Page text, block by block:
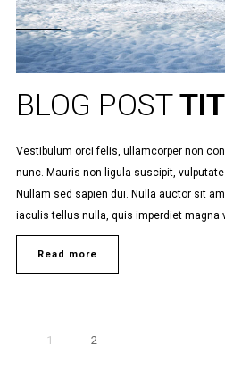
BLOG POST
Vestibulum orci felis, ullamcorper non
nunc. Mauris non ligula suscipit,
Nullam sed sapien dui. Nulla auctor sit
iaculis tellus nulla, quis imperdiet magna
Read more
1 2